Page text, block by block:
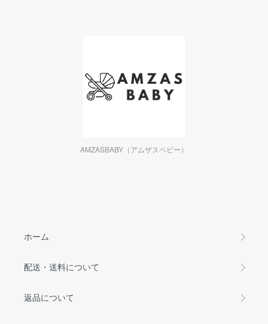
AMZASBABY（アムザスベビー）
ホーム
配送・送料について
返品について